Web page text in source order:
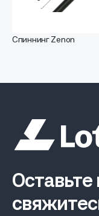
Спиннинг Zenon